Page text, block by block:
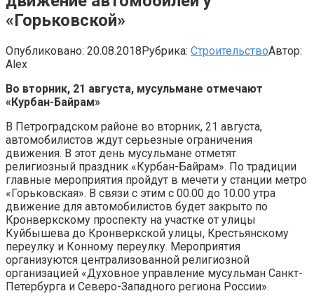
«Горьковской»
Опубликовано: 20.08.2018Рубрика: СтроительствоАвтор:
Alex
Во вторник, 21 августа, мусульмане отмечают
«Курбан-Байрам»
В Петроградском районе во вторник, 21 августа,
автомобилистов ждут серьезные ограничения
движения. В этот день мусульмане отметят
религиозный праздник «Курбан-Байрам». По традиции
главные мероприятия пройдут в мечети у станции метро
«Горьковская». В связи с этим с 00.00 до 10.00 утра
движение для автомобилистов будет закрыто по
Кронверкскому проспекту на участке от улицы
Куйбышева до Кронверкской улицы, Крестьянскому
переулку и Конному переулку. Мероприятия
организуются централизованной религиозной
организацией «Духовное управление мусульман Санкт-
Петербурга и Северо-Западного региона России».